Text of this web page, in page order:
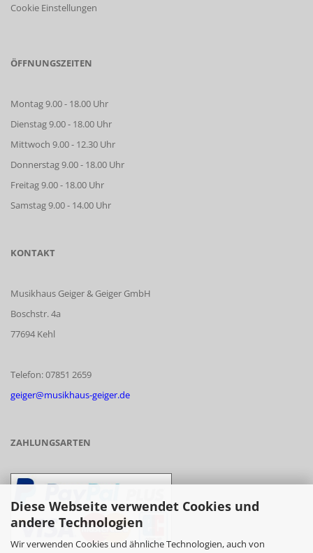
Diese Webseite verwendet Cookies und
andere Technologien
Wir verwenden Cookies und ähnliche Technologien, auch von
Cookie Einstellungen
ÖFFNUNGSZEITEN
Montag 9.00 - 18.00 Uhr
Dienstag 9.00 - 18.00 Uhr
Mittwoch 9.00 - 12.30 Uhr
Donnerstag 9.00 - 18.00 Uhr
Freitag 9.00 - 18.00 Uhr
Samstag 9.00 - 14.00 Uhr
KONTAKT
Musikhaus Geiger & Geiger GmbH
Boschstr. 4a
77694 Kehl
Telefon: 07851 2659
geiger@musikhaus-geiger.de
ZAHLUNGSARTEN